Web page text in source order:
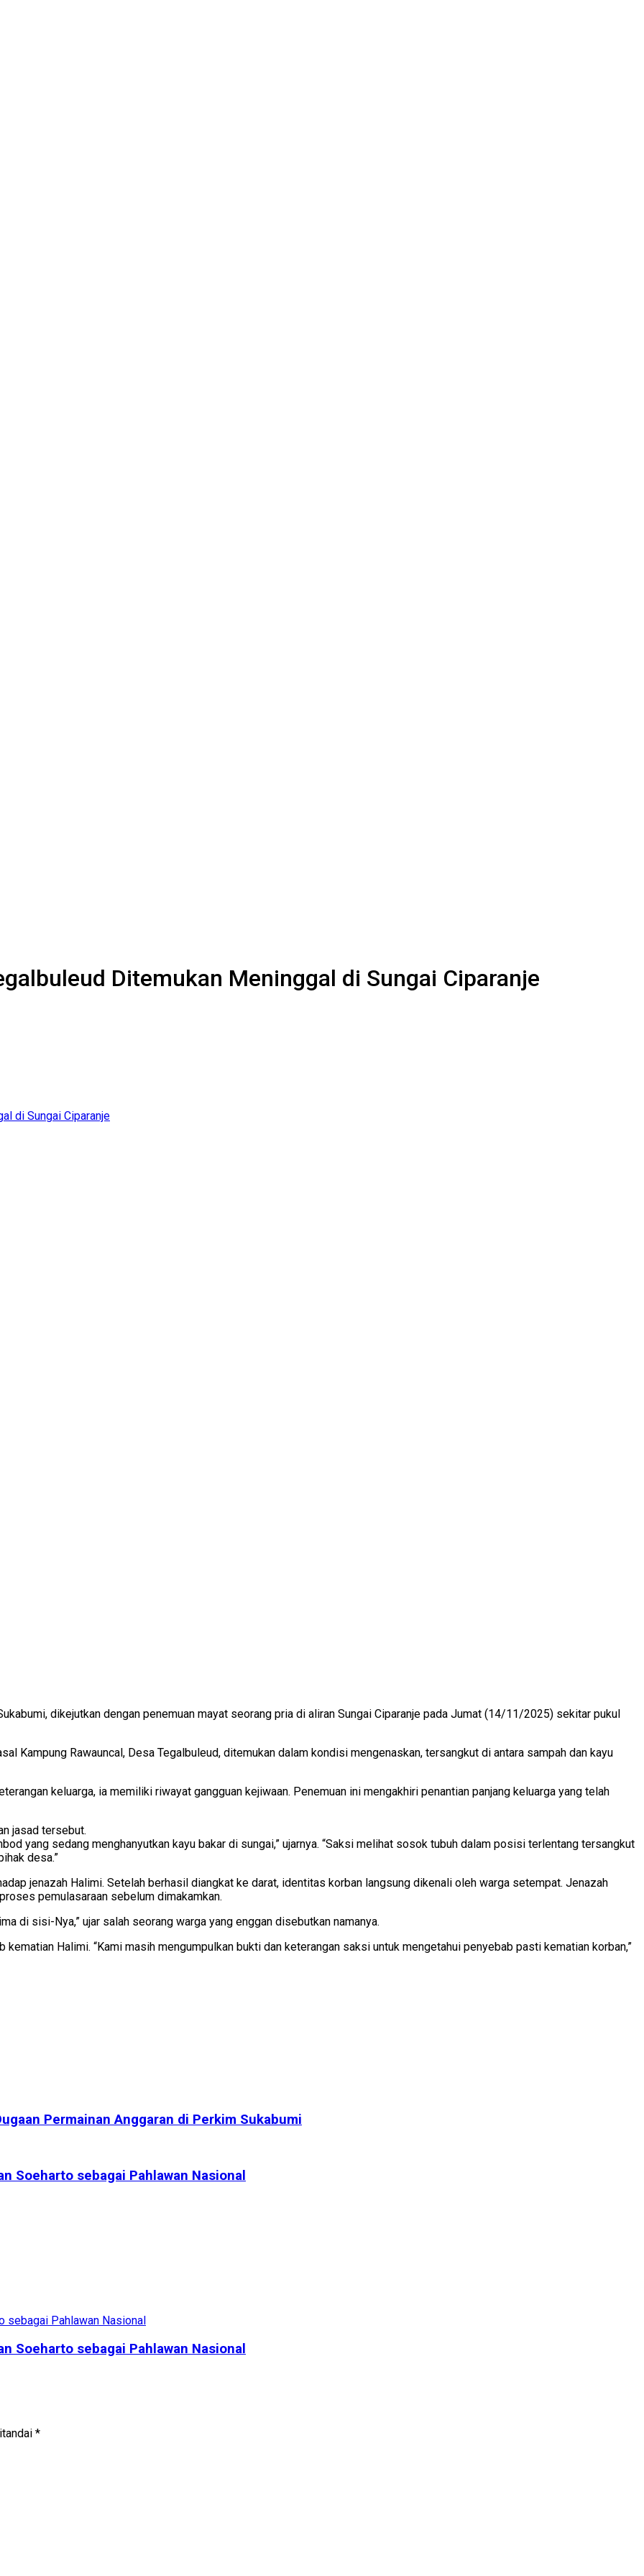
Ditemukan Meninggal di Sungai Ciparanje
dikejutkan dengan penemuan mayat seorang pria di aliran Sungai Ciparanje pada Jumat (14/11/2025) sekitar pukul
Kampung Rawauncal, Desa Tegalbuleud, ditemukan dalam kondisi mengenaskan, tersangkut di antara sampah dan kayu
keluarga, ia memiliki riwayat gangguan kejiwaan. Penemuan ini mengakhiri penantian panjang keluarga yang telah
jasad tersebut.
yang sedang menghanyutkan kayu bakar di sungai,” ujarnya. “Saksi melihat sosok tubuh dalam posisi terlentang tersangkut
desa.”
jenazah Halimi. Setelah berhasil diangkat ke darat, identitas korban langsung dikenali oleh warga setempat. Jenazah
pemulasaraan sebelum dimakamkan.
di sisi-Nya,” ujar salah seorang warga yang enggan disebutkan namanya.
Halimi. “Kami masih mengumpulkan bukti dan keterangan saksi untuk mengetahui penyebab pasti kematian korban,”
Permainan Anggaran di Perkim Sukabumi
Soeharto sebagai Pahlawan Nasional
Soeharto sebagai Pahlawan Nasional
*